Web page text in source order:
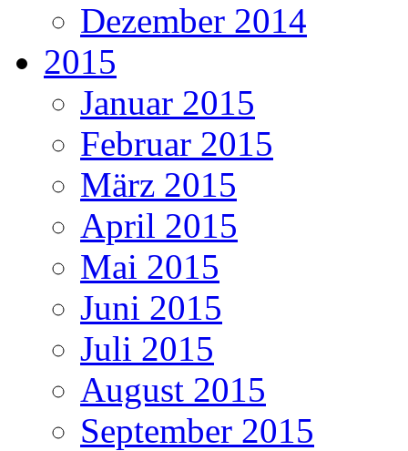
Dezember 2014
2015
Januar 2015
Februar 2015
März 2015
April 2015
Mai 2015
Juni 2015
Juli 2015
August 2015
September 2015